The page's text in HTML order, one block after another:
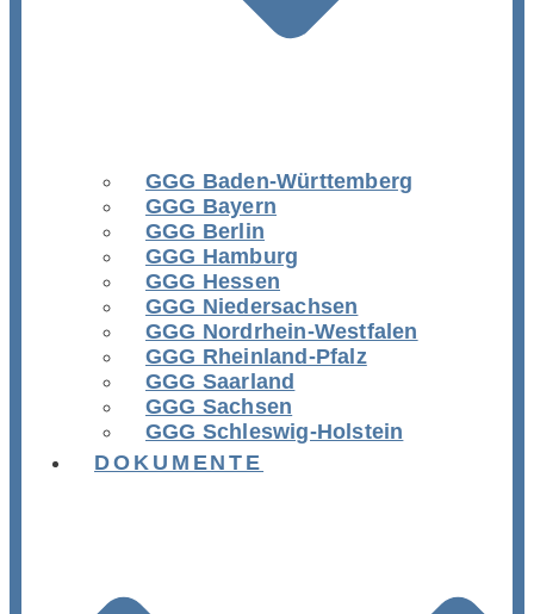
GGG Baden-Württemberg
GGG Bayern
GGG Berlin
GGG Hamburg
GGG Hessen
GGG Niedersachsen
GGG Nordrhein-Westfalen
GGG Rheinland-Pfalz
GGG Saarland
GGG Sachsen
GGG Schleswig-Holstein
DOKUMENTE